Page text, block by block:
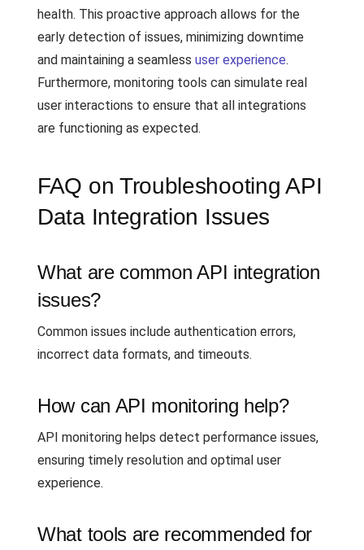
health. This proactive approach allows for the
early detection of issues, minimizing downtime
and maintaining a seamless user experience.
Furthermore, monitoring tools can simulate real
user interactions to ensure that all integrations
are functioning as expected.
FAQ on Troubleshooting API
Data Integration Issues
What are common API integration
issues?
Common issues include authentication errors,
incorrect data formats, and timeouts.
How can API monitoring help?
API monitoring helps detect performance issues,
ensuring timely resolution and optimal user
experience.
What tools are recommended for